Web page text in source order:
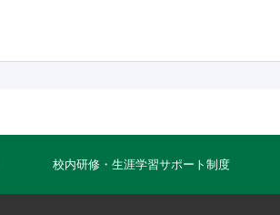
校内研修・生涯学習サポート制度